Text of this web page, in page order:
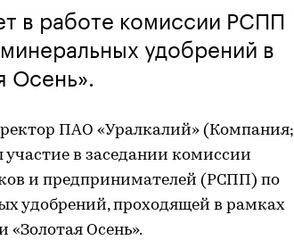
в работе комиссии РСПП
удобрений в
Осень».
ПАО «Уралкалий» (Компания;
в заседании комиссии
и предпринимателей (РСПП) по
удобрений, проходящей в рамках
Осень».